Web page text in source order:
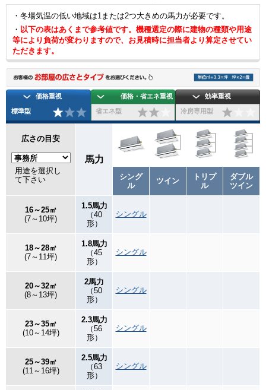
・冬場気温の低い地域は1または2つ大きめの馬力が必要です。
・ 以下の表はあくまで参考値です。機種選定の際に建物の種類や用途
等により負荷が変わりますので、お見積時に担当者より算定させてい
ただきます。
価格重視
標準型
価格・省エネ重視
省エネ型
効率重視
冷房専用型
広さの目安
用途を選択し
て下さい
馬力
シング
ル
ツイン
トリプ
ル
ダブル
ツイン
16～25㎡
(7～10坪)
1.5馬力
（40
形）
シングル
18～28㎡
(7～11坪)
1.8馬力
（45
形）
シングル
20～32㎡
(8～13坪)
2馬力
（50
形）
シングル
23～35㎡
(10～14坪)
2.3馬力
（56
形）
シングル
25～39㎡
(11～16坪)
2.5馬力
（63
形）
シングル